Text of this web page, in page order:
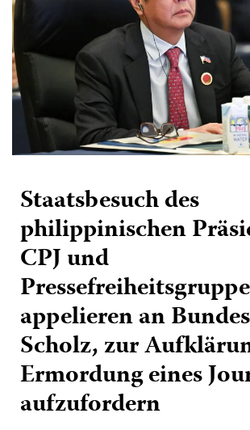
Staatsbesuch des
philippinischen
CPJ und
appelieren an
Scholz, zur
Ermordung eines
aufzufordern